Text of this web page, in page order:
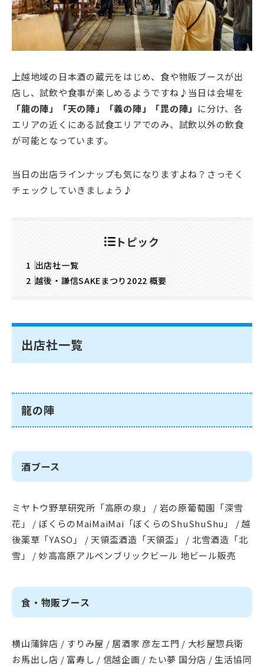
上越地域の日本酒の蔵元をはじめ、食や物販ブースが出
店し、試飲や食事が楽しめるようですね♪当日は会場を
「龍の陣」「天の陣」「義の陣」「毘の陣」 に分け、各
エリアの近くにある試食エリアでのみ、試飲以外の飲食
が可能となっています。
当日の出店ラインナップも気になりますよね？さっそく
チェックしていきましょう♪
トピック
出店社一覧
越後・謙信SAKEまつり2022 概要
出店社一覧
龍の陣
酒ブース
ミヤトウ野草研究所「高原の泉」 / 岩の原葡萄園「深雪
花」 / ぼくらのMaiMaiMai「ぼくらのShuShuShu」 / 越
後薬草「YASO」 / 天領盃酒造「天領盃」 / 北雪酒造「北
雪」 / 妙高高原アルペンブリックビール 地ビール販売
食・物販ブース
横山蒲鉾店 / すりみ屋 / 居酒家 彦左エ門 / 大杉屋惣兵衛
お馬出し店 / 富寿し / 信越企画 / たい夢 国分店 / 生活協同